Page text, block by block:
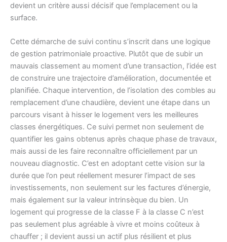
devient un critère aussi décisif que l’emplacement ou la
surface.
Cette démarche de suivi continu s’inscrit dans une logique
de gestion patrimoniale proactive. Plutôt que de subir un
mauvais classement au moment d’une transaction, l’idée est
de construire une trajectoire d’amélioration, documentée et
planifiée. Chaque intervention, de l’isolation des combles au
remplacement d’une chaudière, devient une étape dans un
parcours visant à hisser le logement vers les meilleures
classes énergétiques. Ce suivi permet non seulement de
quantifier les gains obtenus après chaque phase de travaux,
mais aussi de les faire reconnaître officiellement par un
nouveau diagnostic. C’est en adoptant cette vision sur la
durée que l’on peut réellement mesurer l’impact de ses
investissements, non seulement sur les factures d’énergie,
mais également sur la valeur intrinsèque du bien. Un
logement qui progresse de la classe F à la classe C n’est
pas seulement plus agréable à vivre et moins coûteux à
chauffer ; il devient aussi un actif plus résilient et plus